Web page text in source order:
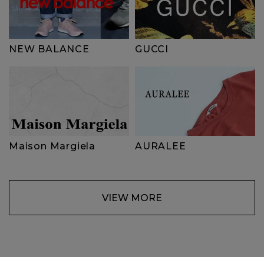
NEW BALANCE GUCCI
Maison Margiela AURALEE
VIEW MORE